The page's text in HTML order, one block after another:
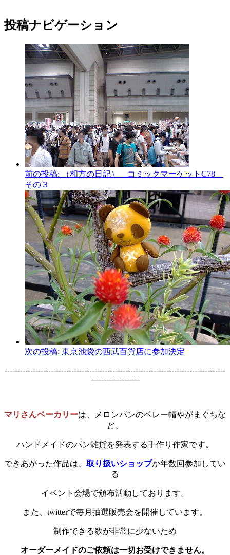
投稿ナビゲーション
前の投稿:
（相方の日記） コミックマーケットC78
その３
次の投稿: 東京池袋の西武百貨店に参加決定
--------------------------------------------------------------------------------------
-------------------
マリさんベーカリーは、メロンパンのベレー帽やがまぐちな
ど、
ハンドメイドのパン雑貨を発表する手作り作家です。
できあがった作品は、 取り扱いショップか年数回参加してい
る
イベント会場で頒布活動しております。
また、twitterで毎月抽選販売会を開催しています。
制作できる数が非常に少ないため
オーダーメイドのご依頼は一切お受けできません。